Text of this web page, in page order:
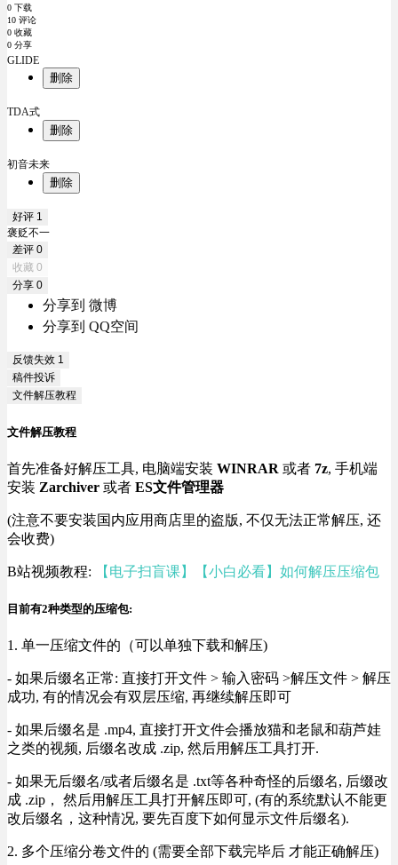
0 下载
10 评论
0 收藏
0 分享
GLIDE
删除
TDA式
删除
初音未来
删除
好评 1
褒贬不一
差评 0
收藏 0
分享 0
分享到 微博
分享到 QQ空间
反馈失效 1
稿件投诉
文件解压教程
文件解压教程
首先准备好解压工具, 电脑端安装 WINRAR 或者 7z, 手机端
安装 Zarchiver 或者 ES文件管理器
(注意不要安装国内应用商店里的盗版, 不仅无法正常解压, 还
会收费)
B站视频教程: 【电子扫盲课】【小白必看】如何解压压缩包
目前有2种类型的压缩包:
1. 单一压缩文件的（可以单独下载和解压)
- 如果后缀名正常: 直接打开文件 > 输入密码 >解压文件 > 解压
成功, 有的情况会有双层压缩, 再继续解压即可
- 如果后缀名是 .mp4, 直接打开文件会播放猫和老鼠和葫芦娃
之类的视频, 后缀名改成 .zip, 然后用解压工具打开.
- 如果无后缀名/或者后缀名是 .txt等各种奇怪的后缀名, 后缀改
成 .zip， 然后用解压工具打开解压即可, (有的系统默认不能更
改后缀名，这种情况, 要先百度下如何显示文件后缀名).
2. 多个压缩分卷文件的 (需要全部下载完毕后 才能正确解压)